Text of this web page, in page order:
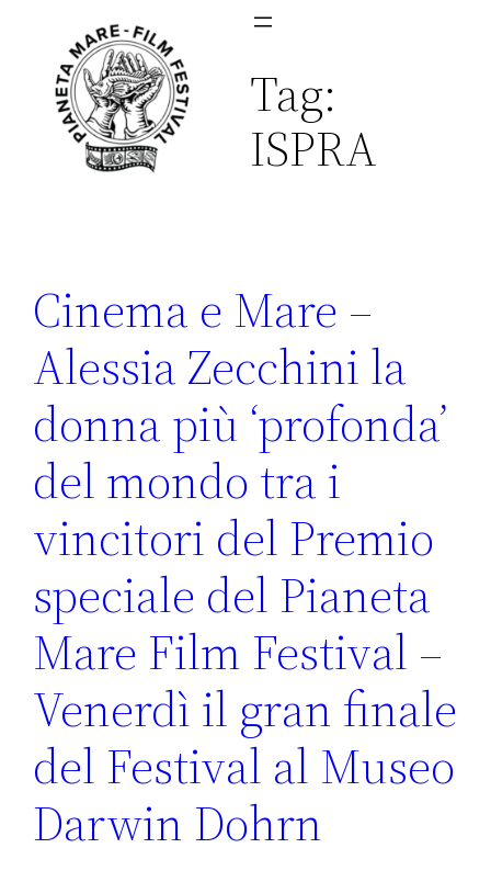
contenuto
Tag:
ISPRA
Cinema e Mare –
Alessia Zecchini la
donna più ‘profonda’
del mondo tra i
vincitori del Premio
speciale del Pianeta
Mare Film Festival –
Venerdì il gran finale
del Festival al Museo
Darwin Dohrn